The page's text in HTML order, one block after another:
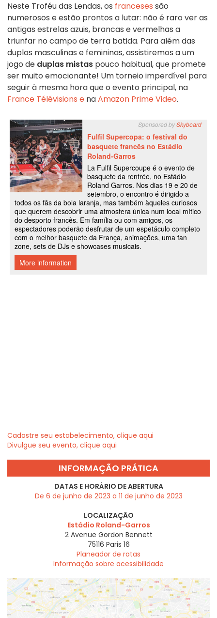
Neste Troféu das Lendas, os franceses são
numerosos e estão prontos a lutar: não é raro ver as
antigas estrelas azuis, brancas e vermelhas a
triunfar no campo de terra batida. Para além das
duplas masculinas e femininas, assistiremos a um
jogo de duplas mistas pouco habitual, que promete
ser muito emocionante! Um torneio imperdível para
seguir à mesma hora que o evento principal, na
France Télévisions e naAmazon Prime Video.
Cadastre seu estabelecimento, clique aqui
Divulgue seu evento, clique aqui
INFORMAÇÃO PRÁTICA
DATAS E HORÁRIO DE ABERTURA
De 6 de junho de 2023 a 11 de junho de 2023
LOCALIZAÇÃO
Estádio Roland-Garros
2 Avenue Gordon Bennett
75116 Paris 16
Planeador de rotas
Informação sobre acessibilidade